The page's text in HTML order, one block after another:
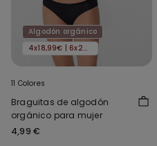
Algodón orgánico
4x18,99€ | 6x24,99€
11 Colores
Braguitas de algodón
orgánico para mujer
4,99 €